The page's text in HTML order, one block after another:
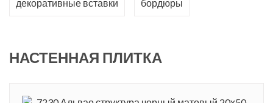
Серия берет свое название от живописного парка Альвао,
сочетающий в себе влажность воздуха и теплую
декоративные вставки бордюры
НАСТЕННАЯ ПЛИТКА